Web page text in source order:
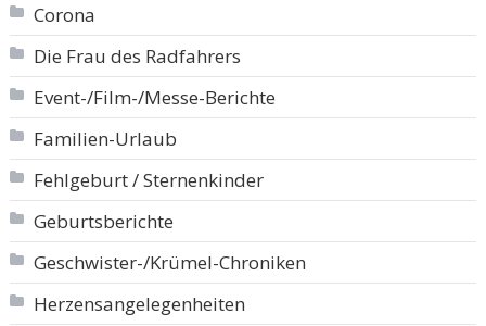
Corona
Die Frau des Radfahrers
Event-/Film-/Messe-Berichte
Familien-Urlaub
Fehlgeburt / Sternenkinder
Geburtsberichte
Geschwister-/Krümel-Chroniken
Herzensangelegenheiten